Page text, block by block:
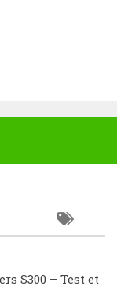
S300 – Test et